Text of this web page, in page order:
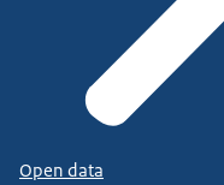
Open data